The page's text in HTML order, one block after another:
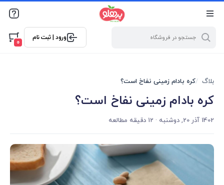
@media screen and (max-width: 500px) { .w-ch{bottom: 125px
!important; left:5px !important;} }
ورود | ثبت نام
0
بلاگ کره بادام زمینی نفاخ است؟
کره بادام زمینی نفاخ است؟
1402 آذر 20, دوشنبه · 12 دقیقه مطالعه